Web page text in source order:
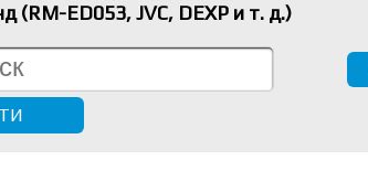
(RM-ED053, JVC, DEXP и т. д.)